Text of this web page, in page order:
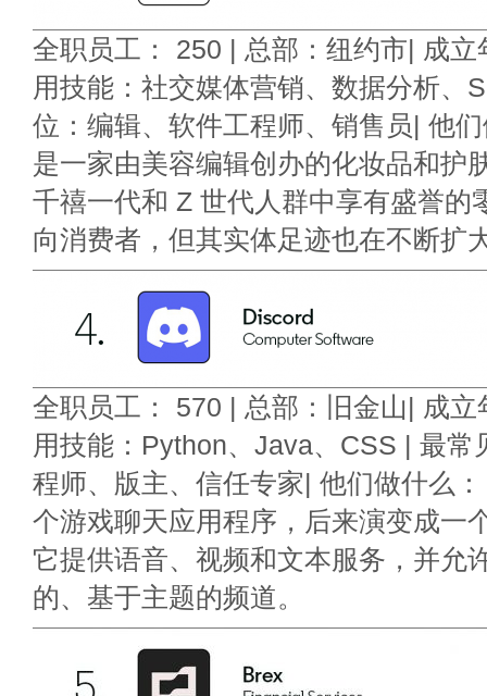
全职员工： 250 | 总部：纽约市| 成
用技能：社交媒体营销、数据分析、
位：编辑、软件工程师、销售员| 他
是一家由美容编辑创办的化妆品和护
千禧一代和 Z 世代人群中享有盛誉的
向消费者，但其实体足迹也在不断扩
全职员工： 570 | 总部：旧金山| 成
用技能：Python、Java、CSS | 最常
程师、版主、信任专家| 他们做什么
个游戏聊天应用程序，后来演变成一
它提供语音、视频和文本服务，并允
的、基于主题的频道。